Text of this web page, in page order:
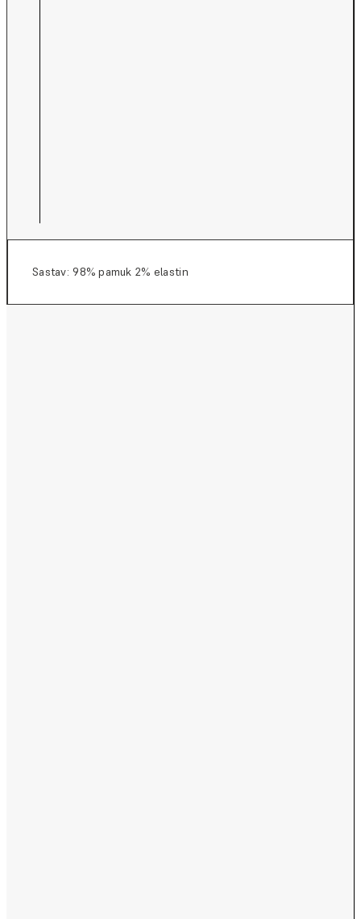
Sastav: 98% pamuk 2% elastin